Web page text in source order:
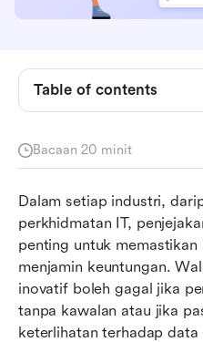
Bacaan 20 minit
Dalam setiap industri,
perkhidmatan IT,
penting untuk
menjamin keuntungan.
inovatif boleh gagal jika
tanpa kawalan atau jika
keterlihatan terhadap
Table of contents
Mengapa penjejakan
(bahagian panduan)
kos terbaik
8 Perisian penjejakan
dikaji
Bagaimana memilih
projek yang tepat